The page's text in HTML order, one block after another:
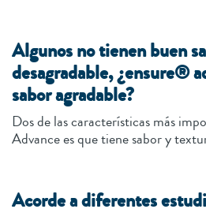
Algunos no tienen buen
desagradable, ¿ensure®
sabor agradable?
Dos de las características más
Advance es que tiene sabor y
Acorde a diferentes